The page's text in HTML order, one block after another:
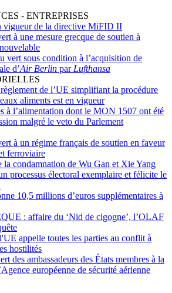
- ENTREPRISES
vigueur de la directive MiFID II
à une mesure grecque de soutien à
vert sous condition à l’acquisition de
d’Air Berlin par Lufthansa
de l’UE simplifiant la procédure
aliments est en vigueur
à l’alimentation dont le MON 1507 ont été
malgré le veto du Parlement
à un régime français de soutien en faveur
ferroviaire
la condamnation de Wu Gan et Xie Yang
processus électoral exemplaire et félicite le
10,5 millions d’euros supplémentaires à
: affaire du ‘Nid de cigogne’, l’OLAF
l'UE appelle toutes les parties au conflit à
hostilités
des ambassadeurs des États membres à la
européenne de sécurité aérienne